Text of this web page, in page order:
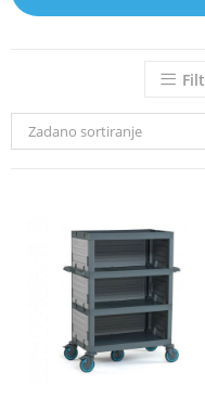
Zadano sortiranje